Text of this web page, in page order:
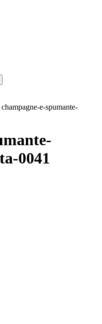
champagne-e-spumante-
0041